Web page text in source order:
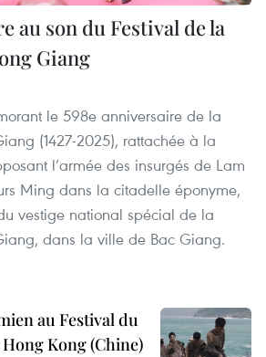
au son du Festival de la
Giang
le 598e anniversaire de la
(1427-2025), rattachée à la
l’armée des insurgés de Lam
Ming dans la citadelle éponyme,
vestige national spécial de la
dans la ville de Bac Giang.
au Festival du
Hong Kong (Chine)